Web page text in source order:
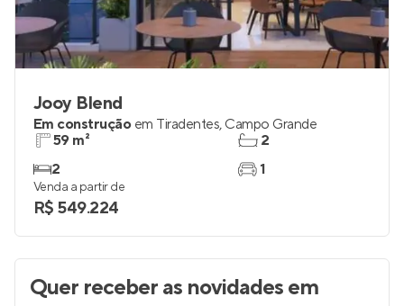
Jooy Blend
Em construção em Tiradentes, Campo Grande
59 m²
2
2
1
Venda a partir de
R$ 549.224
Quer receber as novidadesem